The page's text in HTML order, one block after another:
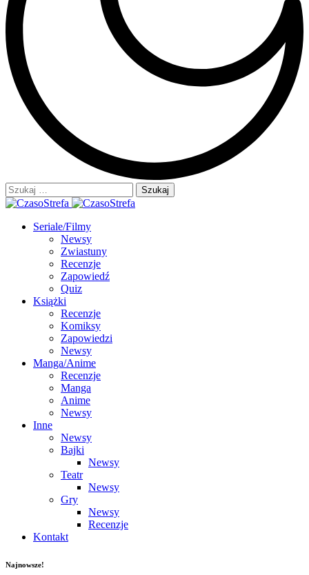
Szukaj:
Seriale/Filmy
Newsy
Zwiastuny
Recenzje
Zapowiedź
Quiz
Książki
Recenzje
Komiksy
Zapowiedzi
Newsy
Manga/Anime
Recenzje
Manga
Anime
Newsy
Inne
Newsy
Bajki
Newsy
Teatr
Newsy
Gry
Newsy
Recenzje
Kontakt
Najnowsze!